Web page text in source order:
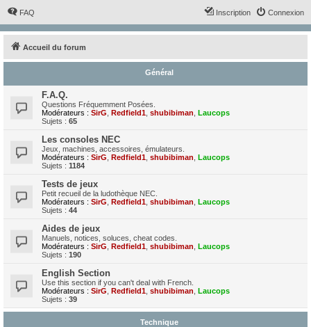
FAQ Connexion
Inscription
Accueil du forum
Général
F.A.Q.
Questions Fréquemment Posées.
Modérateurs : SirG Redfield1 shubibiman Laucops
Sujets : 65
Les consoles NEC
Jeux, machines, accessoires, émulateurs.
Modérateurs : SirG Redfield1 shubibiman Laucops
Sujets : 1184
Tests de jeux
Petit recueil de la ludothèque NEC.
Modérateurs : SirG Redfield1 shubibiman Laucops
Sujets : 44
Aides de jeux
Manuels, notices, soluces, cheat codes.
Modérateurs : SirG Redfield1 shubibiman Laucops
Sujets : 190
English Section
Use this section if you can't deal with French.
Modérateurs : SirG Redfield1 shubibiman Laucops
Sujets : 39
Technique